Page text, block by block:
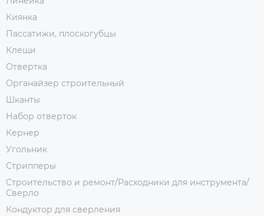
Киянка
Пассатижи, плоскогубцы
Клещи
Отвертка
Органайзер строительный
Шканты
Набор отверток
Кернер
Угольник
Стрипперы
Строительство и ремонт/Расходники для инструмента/
Сверло
Кондуктор для сверления